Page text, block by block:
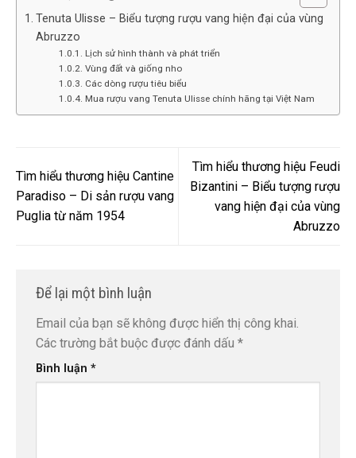
Tenuta Ulisse – Biểu tượng rượu vang hiện đại của vùng
Abruzzo
Lịch sử hình thành và phát triển
Vùng đất và giống nho
Các dòng rượu tiêu biểu
Mua rượu vang Tenuta Ulisse chính hãng tại Việt Nam
Tìm hiểu thương hiệu Cantine
Paradiso – Di sản rượu vang
Puglia từ năm 1954
Tìm hiểu thương hiệu Feudi
Bizantini – Biểu tượng rượu
vang hiện đại của vùng
Abruzzo
Để lại một bình luận
Email của bạn sẽ không được hiển thị công khai.
Các trường bắt buộc được đánh dấu *
Bình luận *